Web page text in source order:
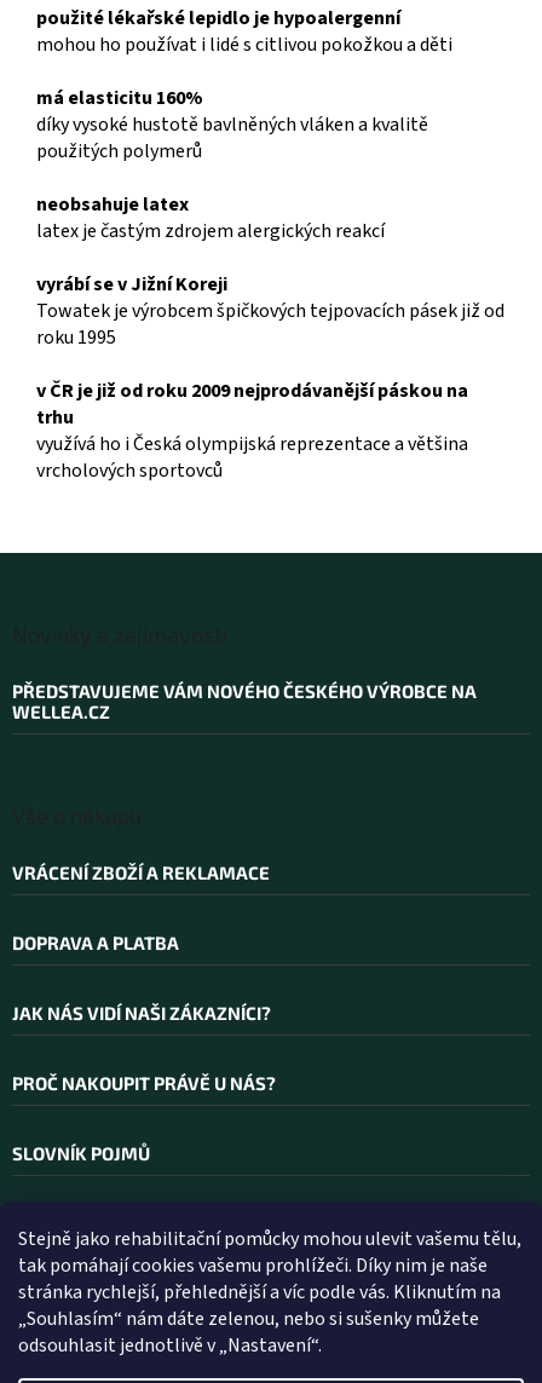
Stejně jako rehabilitační pomůcky mohou ulevit vašemu tělu,
tak pomáhají cookies vašemu prohlížeči. Díky nim je naše
stránka rychlejší, přehlednější a víc podle vás. Kliknutím na
„Souhlasím“ nám dáte zelenou, nebo si sušenky můžete
odsouhlasit jednotlivě v „Nastavení“.
použité lékařské lepidlo je hypoalergenní
mohou ho používat i lidé s citlivou pokožkou a děti
má elasticitu 160%
díky vysoké hustotě bavlněných vláken a kvalitě
použitých polymerů
neobsahuje latex
latex je častým zdrojem alergických reakcí
vyrábí se v Jižní Koreji
Towatek je výrobcem špičkových tejpovacích pásek již od
roku 1995
v ČR je již od roku 2009 nejprodávanější páskou na
trhu
využívá ho i Česká olympijská reprezentace a většina
vrcholových sportovců
PŘEDSTAVUJEME VÁM NOVÉHO ČESKÉHO VÝROBCE NA
WELLEA.CZ
VRÁCENÍ ZBOŽÍ A REKLAMACE
DOPRAVA A PLATBA
JAK NÁS VIDÍ NAŠI ZÁKAZNÍCI?
PROČ NAKOUPIT PRÁVĚ U NÁS?
SLOVNÍK POJMŮ
Kontakt
INFO@WELLEA.CZ
800 200 900